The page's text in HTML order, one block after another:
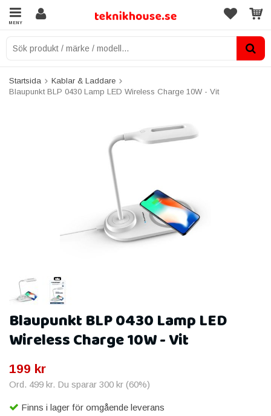
MENY
Startsida
Kablar & Laddare
Blaupunkt BLP 0430 Lamp LED Wireless Charge 10W - Vit
Blaupunkt BLP 0430 Lamp LED
Wireless Charge 10W - Vit
199 kr
Ord. 499 kr. Du sparar 300 kr (60%)
Finns i lager för omgående leverans